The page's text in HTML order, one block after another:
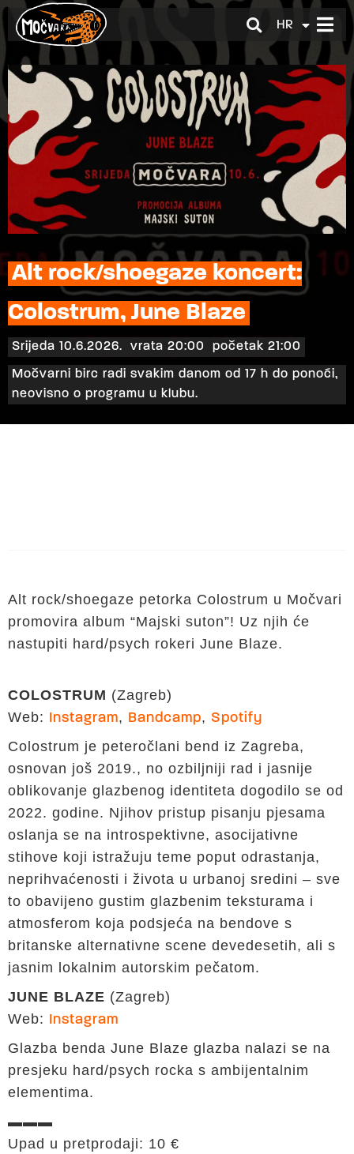
HR
EN
Alt rock/shoegaze koncert:
Colostrum, June Blaze
Srijeda 10.6.2026. vrata 20:00 početak 21:00
Močvarni birc radi svakim danom od 17 h do ponoći,
neovisno o programu u klubu.
Alt rock/shoegaze petorka Colostrum u Močvari
promovira album “Majski suton”! Uz njih će
nastupiti hard/psych rokeri June Blaze.
COLOSTRUM (Zagreb)
Web: Instagram, Bandcamp, Spotify
Colostrum je peteročlani bend iz Zagreba,
osnovan još 2019., no ozbiljniji rad i jasnije
oblikovanje glazbenog identiteta dogodilo se od
2022. godine. Njihov pristup pisanju pjesama
oslanja se na introspektivne, asocijativne
stihove koji istražuju teme poput odrastanja,
neprihvaćenosti i života u urbanoj sredini – sve
to obavijeno gustim glazbenim teksturama i
atmosferom koja podsjeća na bendove s
britanske alternativne scene devedesetih, ali s
jasnim lokalnim autorskim pečatom.
JUNE BLAZE (Zagreb)
Web: Instagram
Glazba benda June Blaze glazba nalazi se na
presjeku hard/psych rocka s ambijentalnim
elementima.
▬▬▬
Upad u pretprodaji: 10 €